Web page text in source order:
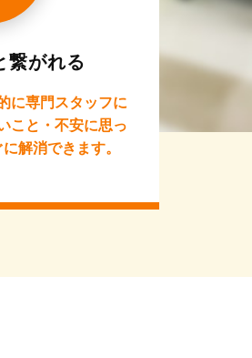
繋がれる
に専門スタッフに
こと・不安に思っ
解消できます。